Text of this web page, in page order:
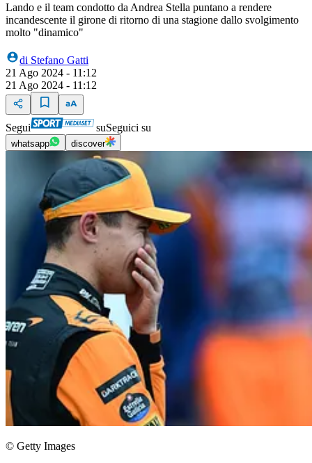
Lando e il team condotto da Andrea Stella puntano a rendere
incandescente il girone di ritorno di una stagione dallo svolgimento
molto "dinamico"
di Stefano Gatti
21 Ago 2024 - 11:12
21 Ago 2024 - 11:12
Segui suSeguici su
whatsapp discover
© Getty Images